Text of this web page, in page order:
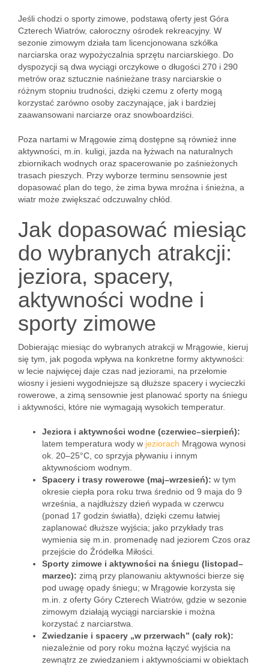
Jeśli chodzi o sporty zimowe, podstawą oferty jest Góra
Czterech Wiatrów, całoroczny ośrodek rekreacyjny. W
sezonie zimowym działa tam licencjonowana szkółka
narciarska oraz wypożyczalnia sprzętu narciarskiego. Do
dyspozycji są dwa wyciągi orczykowe o długości 270 i 290
metrów oraz sztucznie naśnieżane trasy narciarskie o
różnym stopniu trudności, dzięki czemu z oferty mogą
korzystać zarówno osoby zaczynające, jak i bardziej
zaawansowani narciarze oraz snowboardziści.
Poza nartami w Mrągowie zimą dostępne są również inne
aktywności, m.in. kuligi, jazda na łyżwach na naturalnych
zbiornikach wodnych oraz spacerowanie po zaśnieżonych
trasach pieszych. Przy wyborze terminu sensownie jest
dopasować plan do tego, że zima bywa mroźna i śnieżna, a
wiatr może zwiększać odczuwalny chłód.
Jak dopasować miesiąc
do wybranych atrakcji:
jeziora, spacery,
aktywności wodne i
sporty zimowe
Dobierając miesiąc do wybranych atrakcji w Mrągowie, kieruj
się tym, jak pogoda wpływa na konkretne formy aktywności:
w lecie najwięcej daje czas nad jeziorami, na przełomie
wiosny i jesieni wygodniejsze są dłuższe spacery i wycieczki
rowerowe, a zimą sensownie jest planować sporty na śniegu
i aktywności, które nie wymagają wysokich temperatur.
Jeziora i aktywności wodne (czerwiec–sierpień):
latem temperatura wody w jeziorach Mrągowa wynosi
ok. 20–25°C, co sprzyja pływaniu i innym
aktywnościom wodnym.
Spacery i trasy rowerowe (maj–wrzesień): w tym
okresie ciepła pora roku trwa średnio od 9 maja do 9
września, a najdłuższy dzień wypada w czerwcu
(ponad 17 godzin światła), dzięki czemu łatwiej
zaplanować dłuższe wyjścia; jako przykłady tras
wymienia się m.in. promenadę nad jeziorem Czos oraz
przejście do Źródełka Miłości.
Sporty zimowe i aktywności na śniegu (listopad–
marzec): zimą przy planowaniu aktywności bierze się
pod uwagę opady śniegu; w Mrągowie korzysta się
m.in. z oferty Góry Czterech Wiatrów, gdzie w sezonie
zimowym działają wyciągi narciarskie i można
korzystać z narciarstwa.
Zwiedzanie i spacery „w przerwach” (cały rok):
niezależnie od pory roku można łączyć wyjścia na
zewnątrz ze zwiedzaniem i aktywnościami w obiektach